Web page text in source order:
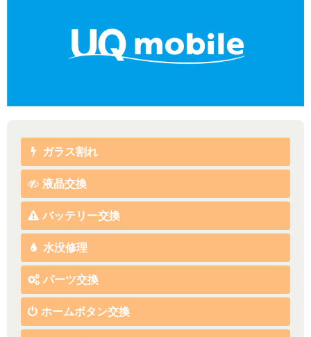
ガラス割れ
液晶交換
バッテリー交換
水没修理
パーツ交換
ホームボタン交換